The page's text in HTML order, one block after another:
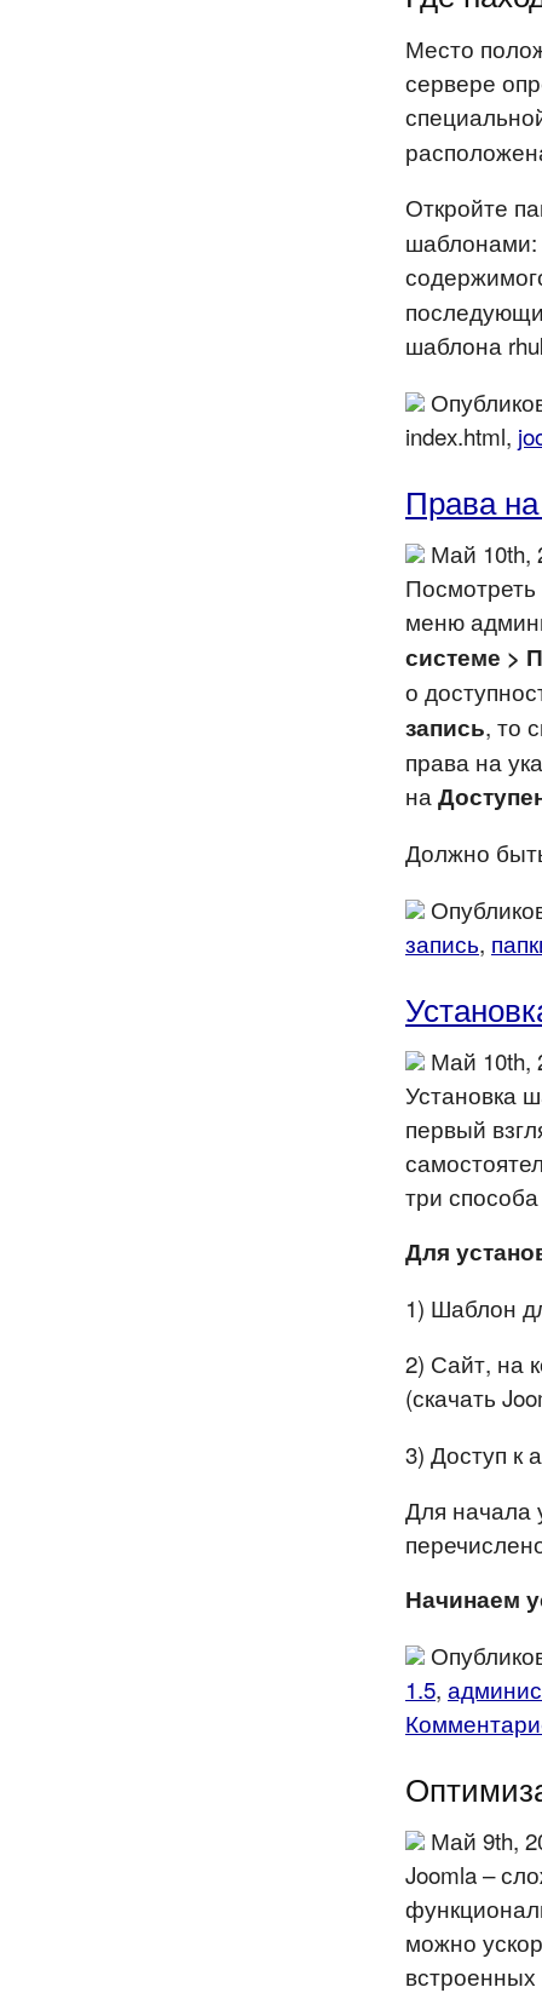
Место
сервере
Откройте
шаблонами:
шаблона
index.html,
Права
Май 10th,
меню
системе >
о
запись, то
права на
на
Должно
запись,
Май 10th,
Установка
первый
три
Для
1) Шаблон
2) Сайт, на
(скачать
3) Доступ к
Для начала
Начинаем
1.5,
Май 9th,
Joomla –
можно